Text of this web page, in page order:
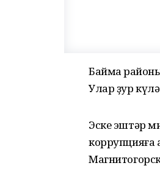
Баймаҡ
Улар ҙур
Эске эштәр
коррупцияға